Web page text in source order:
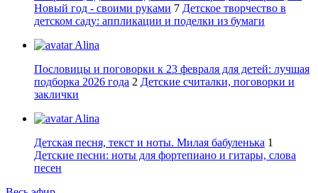
Новый год - своими руками 7 Детское творчество в
детском саду: аппликации и поделки из бумаги
Alina
Пословицы и поговорки к 23 февраля для детей: лучшая
подборка 2026 года 2 Детские считалки, поговорки и
заклички
Alina
Детская песня, текст и ноты. Милая бабуленька 1
Детские песни: ноты для фортепиано и гитары, слова
песен